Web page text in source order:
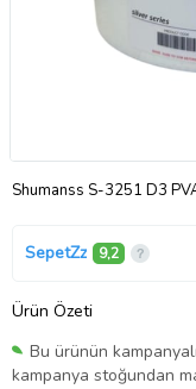
Shumanss S-3251 D3
SepetZz 9,2
Ürün Özeti
Bu ürünün
kampanya stoğundan